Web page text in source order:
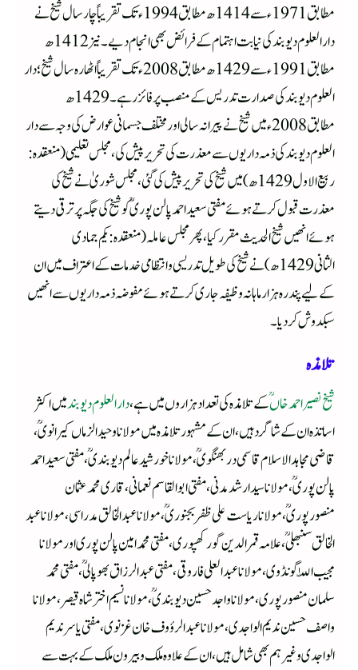
مطابق 1971ء سے 1414ھ مطابق 1994ء تک تقریباً چار سال شیخ نے
دار العلوم دیوبند کی نیابت اہتمام کے فرائض بھی انجام دیے۔ نیز 1412ھ
مطابق 1991ء سے 1429ھ مطابق 2008ء تک تقریباً اٹھارہ سال شیخ؛ دار
العلوم دیوبند کی صدارت تدریس کے منصب پر فائز رہے۔ 1429ھ
مطابق 2008ء میں شیخ نے پیرانہ سالی اور مختلف جسمانی عوارض کی وجہ سے دار
العلوم دیوبند کی ذمہ داریوں سے معذرت کی تحریر پیش کی، مجلس تعلیمی (منعقدہ:
ربیع الاول 1429ھ) میں شیخ کی تحریر پیش کی گئی، مجلس شوریٰ نے شیخ کی
معذرت قبول کرتے ہوئے مفتی سعید احمد پالن پوریؒ کو شیخ کی جگہ پر ترقی دیتے
ہوئے انھیں شیخ الحدیث مقرر کیا، پھر مجلس عاملہ (منعقدہ: یکم جمادی
الثانی 1429ھ) نے شیخ کی طویل تدریسی و انتظامی خدمات کے اعتراف میں ان
کے لیے پندرہ ہزار ماہانہ وظیفہ جاری کرتے ہوئے مفوضہ ذمہ داریوں سے انھیں
سبکدوش کر دیا۔
تلامذہ
شیخ نصیر احمد خاںؒکے تلامذہ کی تعداد ہزاروں میں ہے،دار العلوم دیوبندمیں اکثر
اساتذہ ان کے شاگرد ہیں، ان کے مشہور تلامذہ میں مولانا وحید الزماں کیرانویؒ،
قاضی مجاہد الاسلام قاسمی دربھنگویؒ، مولانا خورشید عالم دیوبندیؒ، مفتی سعید احمد
پالن پوریؒ، مولانا سید ارشد مدنی، مفتی ابو القاسم نعمانی، قاری محمد عثمان
منصورپوریؒ، مولانا ریاست علی ظفر بجنوریؒ، مولانا عبد الخالق مدراسی، مولانا عبد
الخالق سنبھلیؒ، علامہ قمر الدین گورکھپوری، مفتی محمد امین پالن پوری اور مولانا
مجیب اللّٰہ گونڈوی، مولانا عبد العلی فاروقی، مفتی عبد الرزاق بھوپالیؒ، مفتی محمد
سلمان منصورپوری، مولانا واجد حسین دیوبندیؒ، مولانا نسیم اختر شاہ قیصر، مولانا
واصف حسین ندیم الواجدی، مولانا عبد الرؤوف خان غزنوی، مفتی یاسر ندیم
الواجدی وغیرہم بھی شامل ہیں، ان کے علاوہ ملک و بیرون ملک کے بہت سے